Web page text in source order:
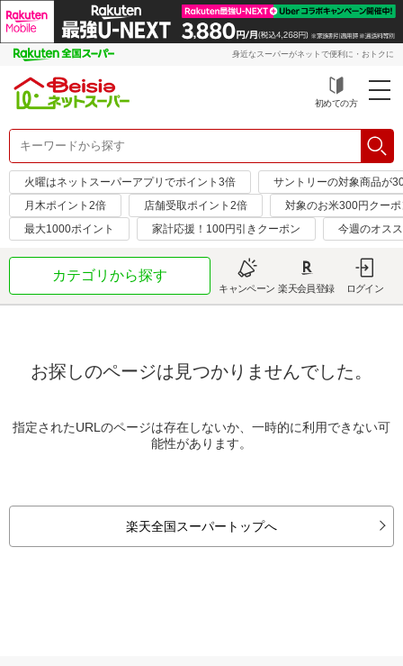
身近なスーパーがネットで便利に・おトクに
初めての方
火曜はネットスーパーアプリでポイント3倍
サントリーの対象商品が
月木ポイント2倍
店舗受取ポイント2倍
対象のお米300円クー
最大1000ポイント
家計応援！100円引きクーポン 今週のオス
カテゴリから探す
キャンペーン 楽天会員登録 ログイン
お探しのページは見つかりませんでした。
指定されたURLのページは存在しないか、一時的に利用できない可
能性があります。
楽天全国スーパートップへ